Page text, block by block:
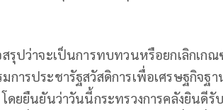
รุปว่าจะเป็นการทบทวนหรือยกเลิกเก
การประชารัฐสวัสดิการเพื่อเศรษฐกิจฐ
ดยยืนยันว่าวันนี้กระทรวงการคลังยินดี